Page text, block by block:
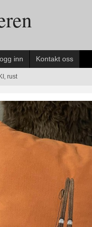
inn Kontakt oss
rust